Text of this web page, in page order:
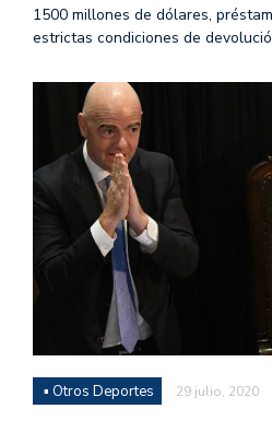
1500 millones de dólares,
estrictas condiciones de
▪ Otros Deportes 29 julio, 2020